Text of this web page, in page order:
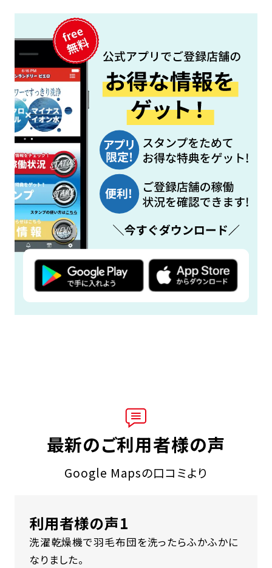
最新のご利用者様の声
Google Mapsの口コミより
利用者様の声1
洗濯乾燥機で羽毛布団を洗ったらふかふかに
なりました。